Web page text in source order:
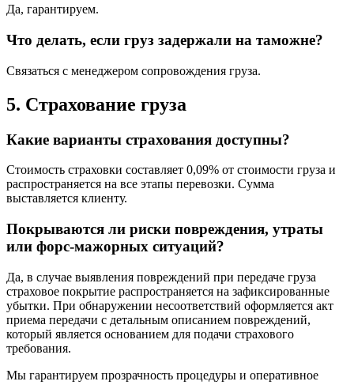
Да, гарантируем.
Что делать, если груз задержали на таможне?
Связаться с менеджером сопровождения груза.
5. Страхование груза
Какие варианты страхования доступны?
Стоимость страховки составляет 0,09% от стоимости груза и
распространяется на все этапы перевозки. Сумма
выставляется клиенту.
Покрываются ли риски повреждения, утраты
или форс-мажорных ситуаций?
Да, в случае выявления повреждений при передаче груза
страховое покрытие распространяется на зафиксированные
убытки. При обнаружении несоответствий оформляется акт
приема передачи с детальным описанием повреждений,
который является основанием для подачи страхового
требования.
Мы гарантируем прозрачность процедуры и оперативное